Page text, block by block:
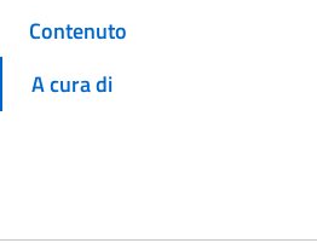
Contenuto
A cura di